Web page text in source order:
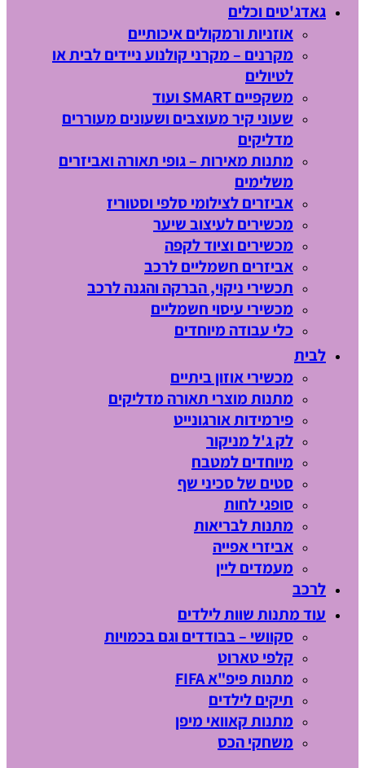
גאדג'טים וכלים
אוזניות ורמקולים איכותיים
מקרנים – מקרני קולנוע ניידים לבית או
לטיולים
משקפיים SMART ועוד
שעוני קיר מעוצבים ושעונים מעוררים
מדליקים
מתנות מאירות – גופי תאורה ואביזרים
משלימים
אביזרים לצילומי סלפי וסטוריז
מכשירים לעיצוב שיער
מכשירים וציוד לקפה
אביזרים חשמליים לרכב
תכשירי ניקוי, הברקה והגנה לרכב
מכשירי עיסוי חשמליים
כלי עבודה מיוחדים
לבית
מכשירי אוזון ביתיים
מתנות מוצרי תאורה מדליקים
פירמידות אורגונייט
לק ג'ל מניקור
מיוחדים למטבח
סטים של סכיני שף
סופגי לחות
מתנות לבריאות
אביזרי אפייה
מעמדים ליין
לרכב
עוד מתנות שוות לילדים
סקוושי – בבודדים וגם בכמויות
קלפי טארוט
מתנות פיפ"א FIFA
תיקים לילדים
מתנות קאוואי מיפן
משחקי הכס